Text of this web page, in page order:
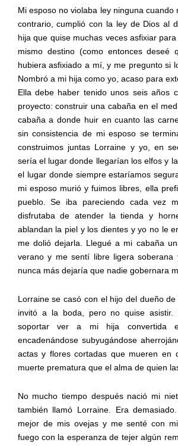
Mi esposo no violaba ley ninguna cuando
contrario, cumplió con la ley de Dios al
hija que quise muchas veces asfixiar
mismo destino (como entonces deseé
hubiera asfixiado a mí, y me pregunto si
Nombró a mi hija como yo, acaso para
Ella debe haber tenido unos seis años
proyecto: construir una cabaña en el
cabaña a donde huir en cuanto las
sin consistencia de mi esposo se
construimos juntas Lorraine y yo, en
sería el lugar donde llegarían los elfos y
el lugar donde siempre estaríamos
mi esposo murió y fuimos libres, ella
pueblo. Se iba pareciendo cada vez
disfrutaba de atender la tienda y
ablandan la piel y los dientes y yo no le
me dolió dejarla. Llegué a mi cabaña
verano y me sentí libre ligera
nunca más dejaría que nadie gobernara
Lorraine se casó con el hijo del dueño
invitó a la boda, pero no quise asistir.
soportar ver a mi hija convertida
encadenándose subyugándose
actas y flores cortadas que mueren en
muerte prematura que el alma de quien
No mucho tiempo después nació mi
también llamó Lorraine. Era
mejor de mis ovejas y me senté con
fuego con la esperanza de tejer algún